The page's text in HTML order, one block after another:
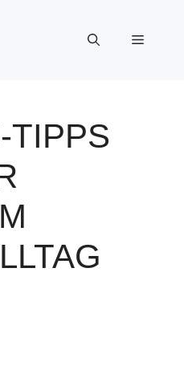
Menü
TIPPS